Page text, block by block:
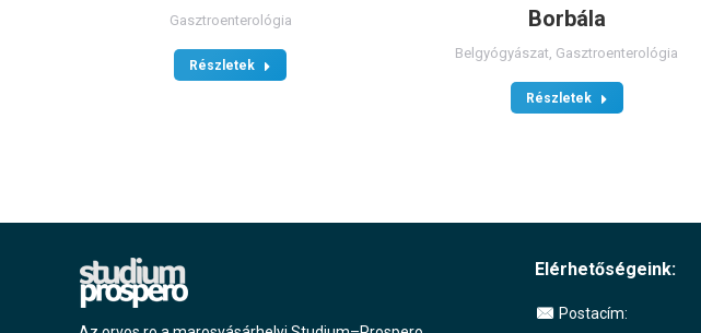
Gasztroenterológia
Részletek
Borbála
Belgyógyászat Gasztroenterológia
Részletek
Elérhetőségeink:
Postacím: